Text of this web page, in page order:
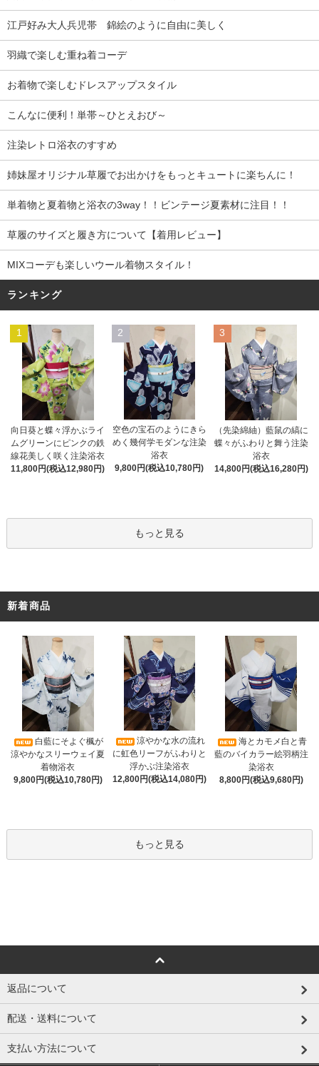
江戸好み大人兵児帯 錦絵のように自由に美しく
羽織で楽しむ重ね着コーデ
お着物で楽しむドレスアップスタイル
こんなに便利！単帯～ひとえおび～
注染レトロ浴衣のすすめ
姉妹屋オリジナル草履でお出かけをもっとキュートに楽ちんに！
単着物と夏着物と浴衣の3way！！ビンテージ夏素材に注目！！
草履のサイズと履き方について【着用レビュー】
MIXコーデも楽しいウール着物スタイル！
ランキング
1
向日葵と蝶々浮かぶライ
ムグリーンにピンクの鉄
線花美しく咲く注染浴衣
11,800円(税込12,980円)
2
空色の宝石のようにきら
めく幾何学モダンな注染
浴衣
9,800円(税込10,780円)
3
（先染綿紬）藍鼠の縞に
蝶々がふわりと舞う注染
浴衣
14,800円(税込16,280円)
もっと見る
新着商品
白藍にそよぐ楓が
涼やかなスリーウェイ夏
着物浴衣
9,800円(税込10,780円)
涼やかな水の流れ
に虹色リーフがふわりと
浮かぶ注染浴衣
12,800円(税込14,080円)
海とカモメ白と青
藍のバイカラー絵羽柄注
染浴衣
8,800円(税込9,680円)
もっと見る
返品について
配送・送料について
支払い方法について